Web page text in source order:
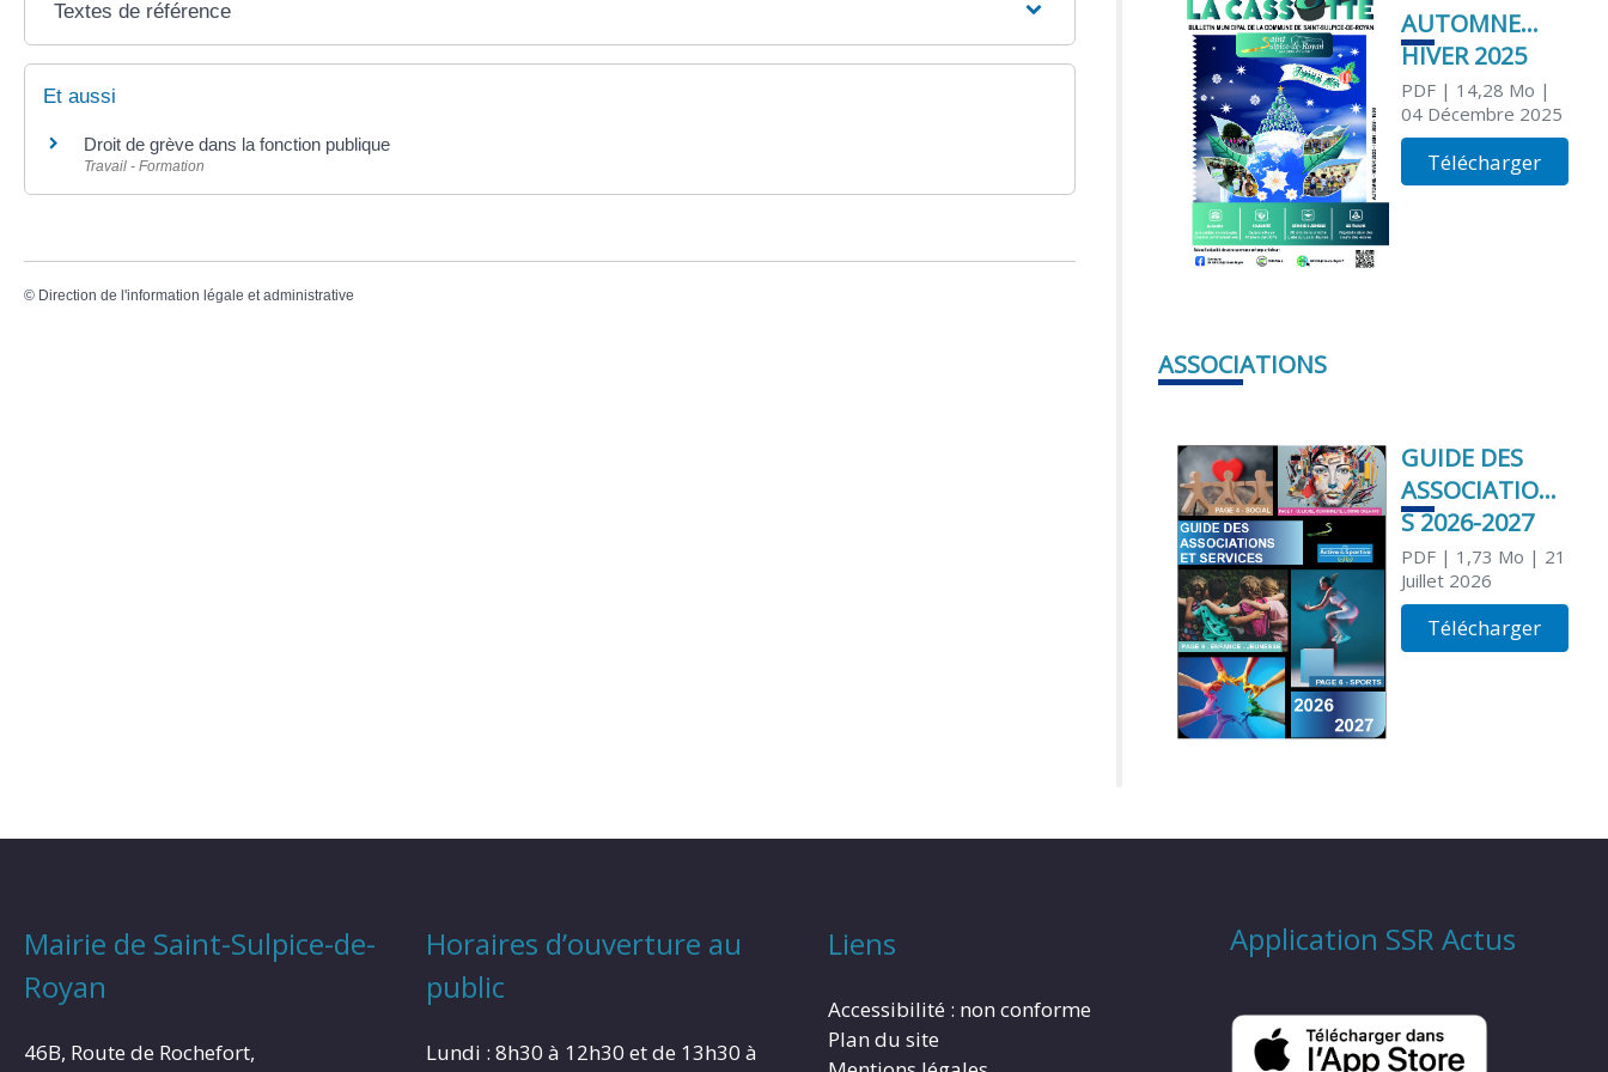
Textes de référence
Et aussi
Droit de grève dans la fonction publique
Travail - Formation
© Direction de l'information légale et administrative
AUTOMNE
HIVER 2025
PDF| 14,28 Mo |
04 Décembre 2025
Télécharger
ASSOCIATIONS
GUIDE DES
ASSOCIATION
S 2026-2027
PDF| 1,73 Mo | 21
Juillet 2026
Télécharger
Mairie de Saint-Sulpice-de-
Royan
46B, Route de Rochefort,
Horaires d’ouverture au
public
Lundi : 8h30 à 12h30 et de 13h30 à
Liens
Accessibilité : non conforme
Plan du site
Application SSR Actus